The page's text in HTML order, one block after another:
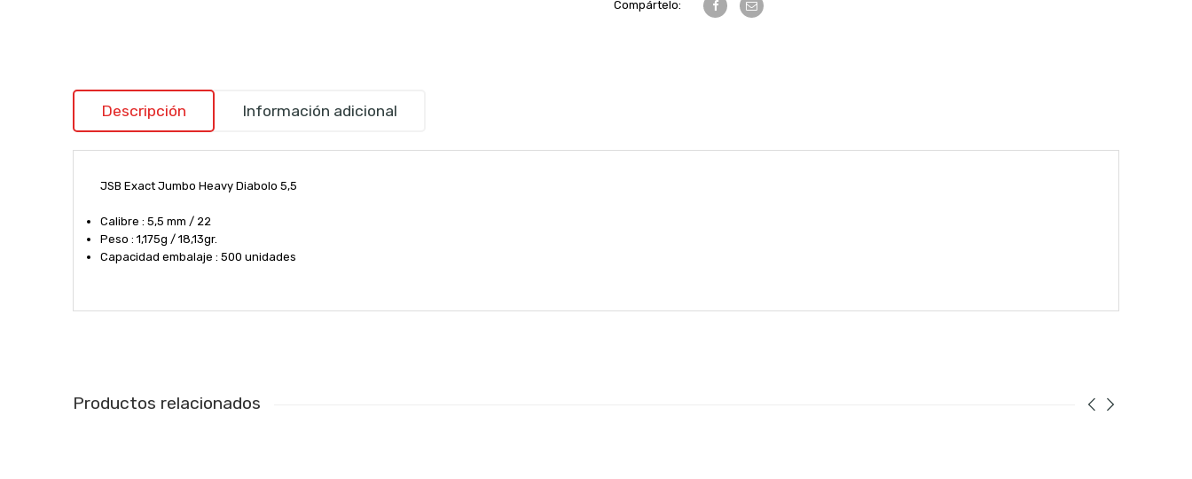
Compártelo:
Descripción Información adicional
JSB Exact Jumbo Heavy Diabolo 5,5
Calibre : 5,5 mm / 22
Peso : 1,175g / 18,13gr.
Capacidad embalaje : 500 unidades
Productos relacionados